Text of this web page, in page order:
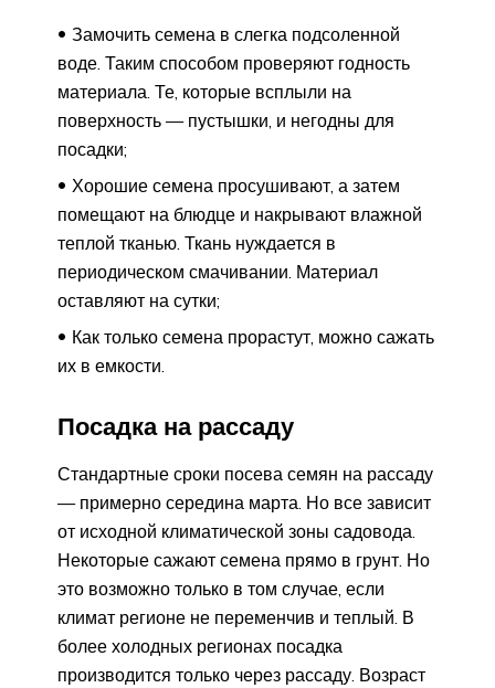
Замочить семена в слегка подсоленной
воде. Таким способом проверяют годность
материала. Те, которые всплыли на
поверхность — пустышки, и негодны для
посадки;
Хорошие семена просушивают, а затем
помещают на блюдце и накрывают влажной
теплой тканью. Ткань нуждается в
периодическом смачивании. Материал
оставляют на сутки;
Как только семена прорастут, можно сажать
их в емкости.
Посадка на рассаду
Стандартные сроки посева семян на рассаду
— примерно середина марта. Но все зависит
от исходной климатической зоны садовода.
Некоторые сажают семена прямо в грунт. Но
это возможно только в том случае, если
климат регионе не переменчив и теплый. В
более холодных регионах посадка
производится только через рассаду. Возраст